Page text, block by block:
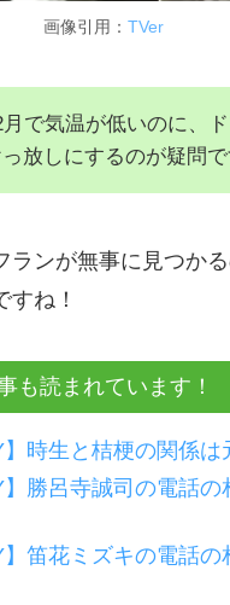
画像引用： TVer
月で気温が低いのに、
っ放しにするのが疑問
ランが無事に見つか
すね！
も読まれています！
】時生と桔梗の関係は
】勝呂寺誠司の電話
】笛花ミズキの電話